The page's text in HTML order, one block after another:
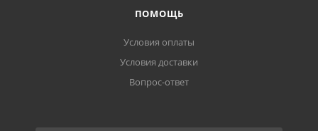
ПОМОЩЬ
Условия оплаты
Условия доставки
Вопрос-ответ